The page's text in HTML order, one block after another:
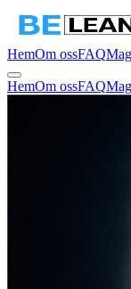
HemOm ossFAQ
HemOm ossFAQ